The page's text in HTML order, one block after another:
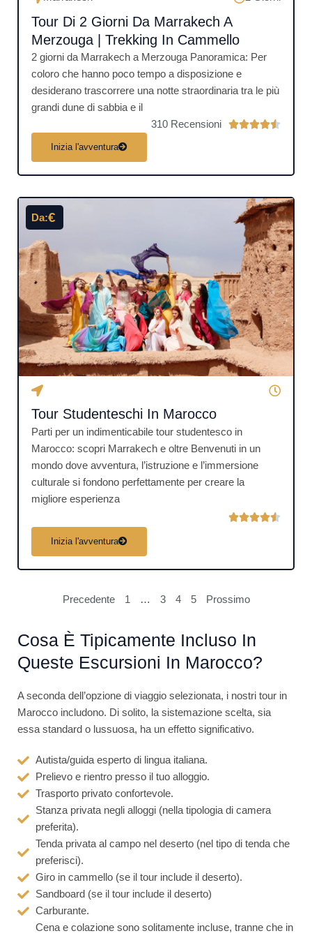
Tour Di 2 Giorni Da Marrakech A
Merzouga | Trekking In Cammello
2 giorni da Marrakech a Merzouga Panoramica: Per
coloro che hanno poco tempo a disposizione e
desiderano trascorrere una notte straordinaria tra le più
grandi dune di sabbia e il
310 Recensioni

u
a
z
i
o
n
e
4
.
5
u
5
Inizia l'avventura
Da:€
Tour Studenteschi In Marocco
Parti per un indimenticabile tour studentesco in
Marocco: scopri Marrakech e oltre Benvenuti in un
mondo dove avventura, l’istruzione e l’immersione
culturale si fondono perfettamente per creare la
migliore esperienza

u
4
Inizia l'avventura
Precedente 1 … 3 4 5 Prossimo
Cosa È Tipicamente Incluso In
Queste Escursioni In Marocco?
A seconda dell’opzione di viaggio selezionata, i nostri tour in
Marocco includono. Di solito, la sistemazione scelta, sia
essa standard o lussuosa, ha un effetto significativo.
Autista/guida esperto di lingua italiana.
Prelievo e rientro presso il tuo alloggio.
Trasporto privato confortevole.
Stanza privata negli alloggi (nella tipologia di camera
preferita).
Tenda privata al campo nel deserto (nel tipo di tenda che
preferisci).
Giro in cammello (se il tour include il deserto).
Sandboard (se il tour include il deserto)
Carburante.
Cena e colazione sono solitamente incluse, tranne che in